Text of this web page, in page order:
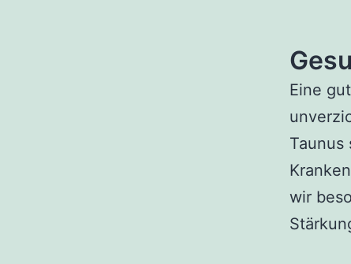
Eine
Taunus
wir